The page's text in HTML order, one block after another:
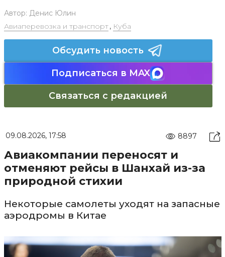
Автор: Денис Юлин
Авиаперевозка и транспорт, Куба
Обсудить новость
Подписаться в MAX
Связаться с редакцией
09.08.2026, 17:58 8897
Авиакомпании переносят и
отменяют рейсы в Шанхай из-за
природной стихии
Некоторые самолеты уходят на запасные
аэродромы в Китае